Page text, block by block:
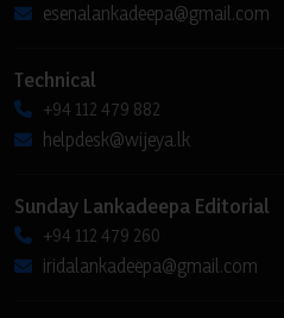
esenalankadeepa@gmail.com
Technical
+94 112 479 882
helpdesk@wijeya.lk
Sunday Lankadeepa Editorial
+94 112 479 260
iridalankadeepa@gmail.com